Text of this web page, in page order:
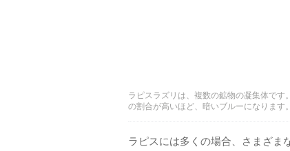
ラピスラズリは、複数の鉱物の凝集体で
の割合が高いほど、暗いブルーになります
ラピスには多くの場合、さまざま